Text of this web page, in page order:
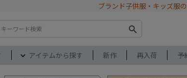
ブランド子供服・キッズ服
アイテムから探す 新作 再入荷 予